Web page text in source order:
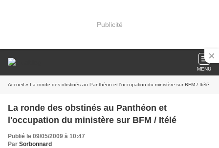
Publicité
MENU
Accueil » La ronde des obstinés au Panthéon et l'occupation du ministère sur BFM / Itélé
La ronde des obstinés au Panthéon et
l'occupation du ministère sur BFM / Itélé
Publié le 09/05/2009 à 10:47
Par Sorbonnard